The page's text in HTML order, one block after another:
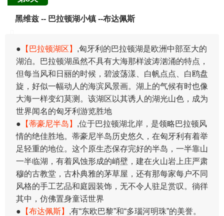
黑维兹 -- 巴拉顿湖小镇 --布达佩斯
● 【巴拉顿湖区】 ,匈牙利的巴拉顿湖是欧洲中部至大的
湖泊。巴拉顿湖虽然不具有大海那样波涛汹涌的特点，
但每当风和日丽的时候，碧波荡漾、白帆点点、白鸥盘
旋，好似一幅动人的海滨风景画。湖上的气候有时也像
大海一样变幻莫测。该湖区以其诱人的湖光山色，成为
世界闻名的匈牙利游览胜地
● 【蒂豪尼半岛】 ,位于巴拉顿湖北岸，是领略巴拉顿风
情的绝佳胜地。蒂豪尼半岛历史悠久，在匈牙利有着举
足轻重的地位。这个原生态保存完好的半岛，一半靠山
一半临湖，有着风蚀形成的峭壁，建在火山岩上庄严肃
穆的古教堂，古朴典雅的茅草屋，还有那每家每户不同
风格的手工艺品和庭园装饰，无不令人驻足赏叹。徜徉
其中，仿佛置身童话世界
● 【布达佩斯】 ,有“东欧巴黎”和“多瑙河明珠”的美誉。